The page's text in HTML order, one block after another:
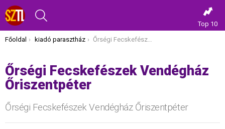
Top 10
Itt vagy most:
Főoldal kiadó parasztház Őrségi Fecskefészek Vendégház Őriszentpéter
Őrségi Fecskefészek Vendégház
Őriszentpéter
Őrségi Fecskefészek Vendégház Őriszentpéter